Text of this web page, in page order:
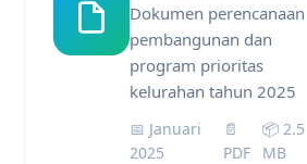
Dokumen perencanaan
pembangunan dan
program prioritas
kelurahan tahun 2025
📅 Januari
2025
📄
PDF
📦 2.5
MB